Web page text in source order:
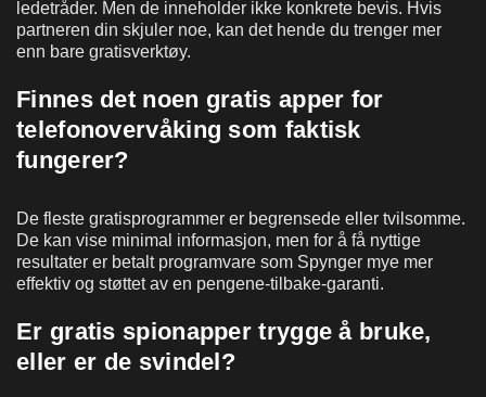
ledetråder. Men de inneholder ikke konkrete bevis. Hvis
partneren din skjuler noe, kan det hende du trenger mer
enn bare gratisverktøy.
Finnes det noen gratis apper for
telefonovervåking som faktisk
fungerer?
De fleste gratisprogrammer er begrensede eller tvilsomme.
De kan vise minimal informasjon, men for å få nyttige
resultater er betalt programvare som Spynger mye mer
effektiv og støttet av en pengene-tilbake-garanti.
Er gratis spionapper trygge å bruke,
eller er de svindel?